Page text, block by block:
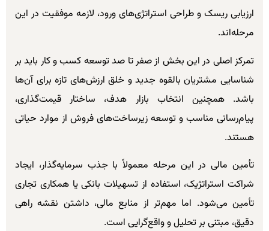
ارزیابی ریسک و طراحی استراتژی‌های ورود، لازمه موفقیت در این
مرحله‌اند.
تمرکز اصلی در این بخش از صفر تا صد توسعه کسب و کار باید بر
شناسایی مشتریان بالقوه جدید و خلق ارزش‌های تازه برای آن‌ها
باشد. همچنین انتخاب بازار هدف، ساختار قیمت‌گذاری،
پیام‌رسانی مناسب و توسعه زیرساخت‌های فروش از موارد حیاتی
هستند.
تأمین مالی در این مرحله معمولاً با جذب سرمایه‌گذار، ایجاد
شراکت استراتژیک، استفاده از تسهیلات بانکی یا همکاری تجاری
تأمین می‌شود. اما مهم‌تر از منابع مالی، داشتن نقشه راهی
دقیق، مبتنی بر تحلیل و واقع‌گرایی است.